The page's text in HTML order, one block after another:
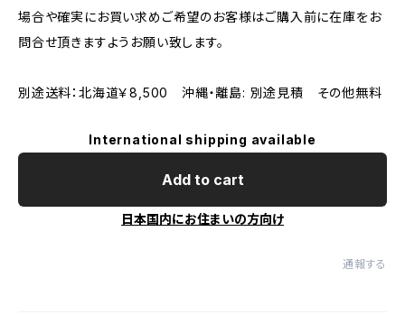
場合や確実にお買い求めご希望のお客様はご購入前に在庫をお
問合せ頂きますようお願い致します。
別途送料：北海道￥8,500 沖縄・離島: 別途見積 その他無料
International shipping available
Add to cart
日本国内にお住まいの方向け
通報する